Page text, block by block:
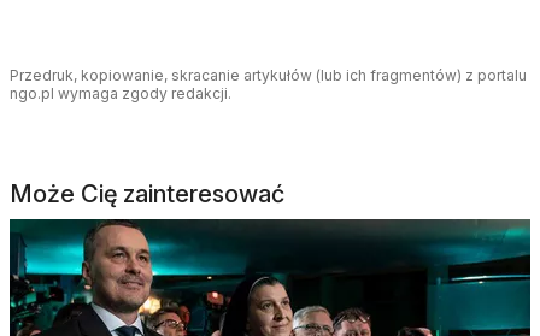
Przedruk, kopiowanie, skracanie artykułów (lub ich fragmentów) z portalu
ngo.pl wymaga zgody redakcji.
Może Cię zainteresować